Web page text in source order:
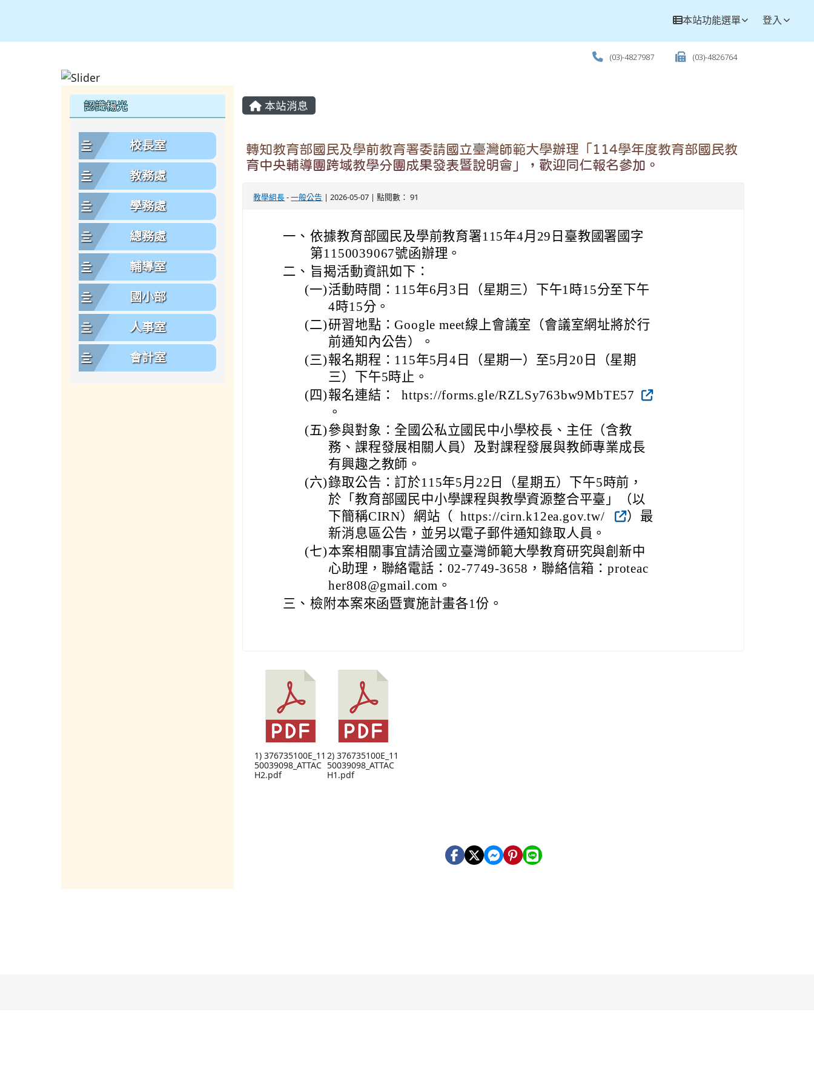
本站功能選單 登入
(03)-4827987 (03)-4826764
左邊區域內容
認識楊光
校長室
教務處
學務處
總務處
輔導室
國小部
人事室
會計室
主內容區域
本站消息
轉知教育部國民及學前教育署委請國立臺灣師範大學辦理「114學年度教育部國民教
育中央輔導團跨域教學分團成果發表暨說明會」，歡迎同仁報名參加。
教學組長-一般公告 | 2026-05-07 | 點閱數： 91
一、 依據教育部國民及學前教育署115年4月29日臺教國署國字
第1150039067號函辦理。
二、 旨揭活動資訊如下：
(一)活動時間：115年6月3日（星期三）下午1時15分至下午
4時15分。
(二)研習地點：Google meet線上會議室（會議室網址將於行
前通知內公告）。
(三)報名期程：115年5月4日（星期一）至5月20日（星期
三）下午5時止。
(四)報名連結： https://forms.gle/RZLSy763bw9MbTE57
。
(五)參與對象：全國公私立國民中小學校長、主任（含教
務、課程發展相關人員）及對課程發展與教師專業成長
有興趣之教師。
(六)錄取公告：訂於115年5月22日（星期五）下午5時前，
於「教育部國民中小學課程與教學資源整合平臺」（以
下簡稱CIRN）網站（ https://cirn.k12ea.gov.tw/
）最
新消息區公告，並另以電子郵件通知錄取人員。
(七)本案相關事宜請洽國立臺灣師範大學教育研究與創新中
心助理，聯絡電話：02-7749-3658，聯絡信箱：proteac
her808@gmail.com。
三、 檢附本案來函暨實施計畫各1份。
1) 376735100E_11
50039098_ATTAC
H2.pdf
2) 376735100E_11
50039098_ATTAC
H1.pdf